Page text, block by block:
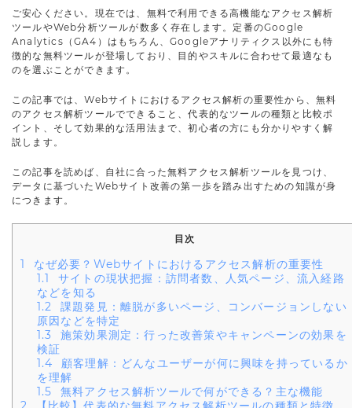
ご安心ください。現在では、無料で利用できる高機能なアクセス解析
ツールやWeb分析ツールが数多く存在します。定番のGoogle
Analytics（GA4）はもちろん、Googleアナリティクス以外にも特
徴的な無料ツールが登場しており、目的やスキルに合わせて最適なも
のを選ぶことができます。
この記事では、Webサイトにおけるアクセス解析の重要性から、無料
のアクセス解析ツールでできること、代表的なツールの種類と比較ポ
イント、そして効果的な活用法まで、初心者の方にも分かりやすく解
説します。
この記事を読めば、自社に合った無料アクセス解析ツールを見つけ、
データに基づいたWebサイト改善の第一歩を踏み出すための知識が身
につきます。
目次
1
なぜ必要？Webサイトにおけるアクセス解析の重要性
1.1
サイトの現状把握：訪問者数、人気ページ、流入経路
などを知る
1.2 課題発見：離脱が多いページ、コンバージョンしない
原因などを特定
1.3
施策効果測定：行った改善策やキャンペーンの効果を
検証
1.4 顧客理解：どんなユーザーが何に興味を持っているか
を理解
1.5 無料アクセス解析ツールで何ができる？主な機能